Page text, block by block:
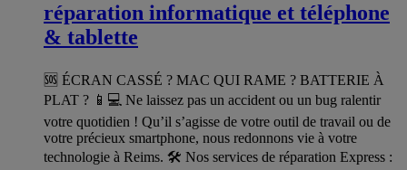
réparation informatique et téléphone
& tablette
🆘 ÉCRAN CASSÉ ? MAC QUI RAME ? BATTERIE À
PLAT ? 📱💻 Ne laissez pas un accident ou un bug ralentir
votre quotidien ! Qu’il s’agisse de votre outil de travail ou de
votre précieux smartphone, nous redonnons vie à votre
technologie à Reims. 🛠️ Nos services de réparation Express :